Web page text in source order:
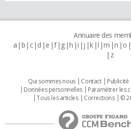
Annuaire des
a b c d e f g h i j k l m n o
z
Qui sommes nous Contact Publicité
Données personnelles
Paramétrer les
Tous les articles
Corrections ©